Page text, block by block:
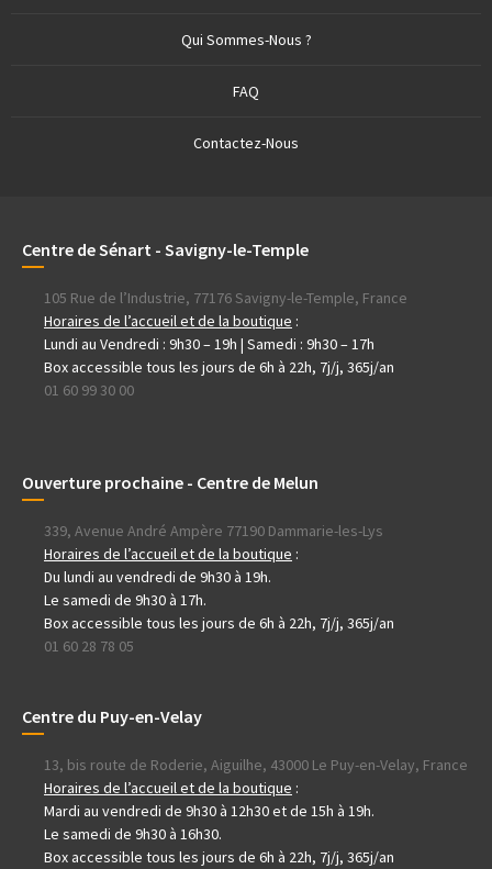
Qui Sommes-Nous ?
FAQ
Contactez-Nous
Centre de Sénart - Savigny-le-Temple
105 Rue de l’Industrie, 77176 Savigny-le-Temple, France
Horaires de l’accueil et de la boutique :
Lundi au Vendredi : 9h30 – 19h | Samedi : 9h30 – 17h
Box accessible tous les jours de 6h à 22h, 7j/j, 365j/an
01 60 99 30 00
Ouverture prochaine - Centre de Melun
339, Avenue André Ampère 77190 Dammarie-les-Lys
Horaires de l’accueil et de la boutique :
Du lundi au vendredi de 9h30 à 19h.
Le samedi de 9h30 à 17h.
Box accessible tous les jours de 6h à 22h, 7j/j, 365j/an
01 60 28 78 05
Centre du Puy-en-Velay
13, bis route de Roderie, Aiguilhe, 43000 Le Puy-en-Velay, France
Horaires de l’accueil et de la boutique :
Mardi au vendredi de 9h30 à 12h30 et de 15h à 19h.
Le samedi de 9h30 à 16h30.
Box accessible tous les jours de 6h à 22h, 7j/j, 365j/an